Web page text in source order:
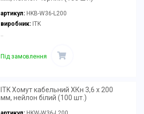
артикул: HKB-W36-L200
виробник:ITK
..
Під замовлення
ITK Хомут кабельний ХКн 3,6 х 200
мм, нейлон білий (100 шт.)